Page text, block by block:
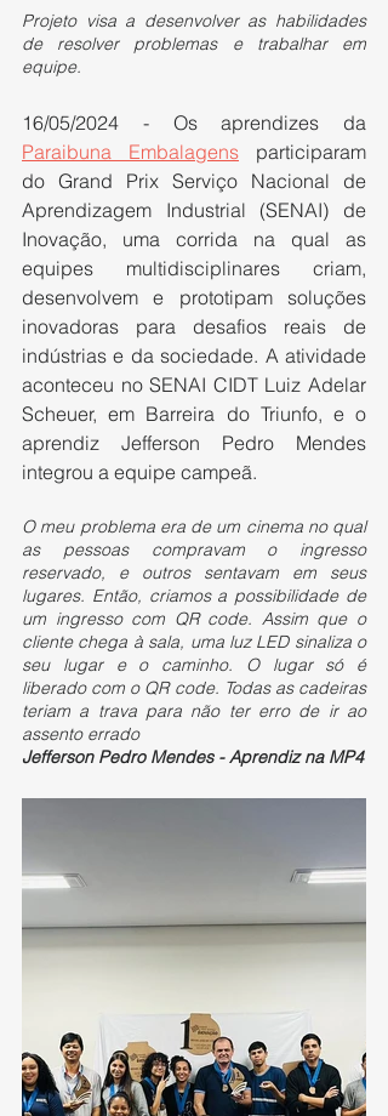
Projeto visa a desenvolver as habilidades
de resolver problemas e trabalhar em
equipe.
Paraibuna Embalagens participaram
do Grand Prix Serviço Nacional de
Aprendizagem Industrial (SENAI) de
Inovação, uma corrida na qual as
equipes multidisciplinares criam,
desenvolvem e prototipam soluções
inovadoras para desafios reais de
indústrias e da sociedade. A atividade
aconteceu no SENAI CIDT Luiz Adelar
Scheuer, em Barreira do Triunfo, e o
aprendiz Jefferson Pedro Mendes
integrou a equipe campeã.
O meu problema era de um cinema no qual
as pessoas compravam o ingresso
reservado, e outros sentavam em seus
lugares. Então, criamos a possibilidade de
um ingresso com QR code. Assim que o
cliente chega à sala, uma luz LED sinaliza o
seu lugar e o caminho. O lugar só é
liberado com o QR code. Todas as cadeiras
teriam a trava para não ter erro de ir ao
assento errado
Jefferson Pedro Mendes - Aprendiz na MP4